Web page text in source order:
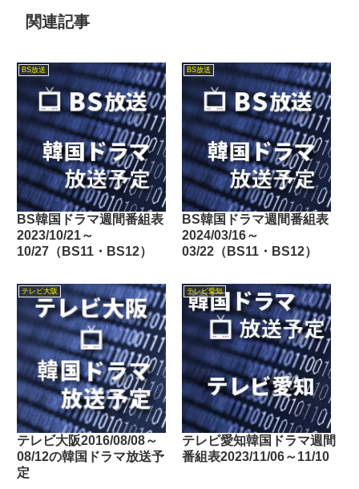
関連記事
BS放送
BS韓国ドラマ週間番組表
2023/10/21～
10/27（BS11・BS12）
BS放送
BS韓国ドラマ週間番組表
2024/03/16～
03/22（BS11・BS12）
テレビ大阪
テレビ大阪2016/08/08～
08/12の韓国ドラマ放送予
定
テレビ愛知
テレビ愛知韓国ドラマ週間
番組表2023/11/06～11/10